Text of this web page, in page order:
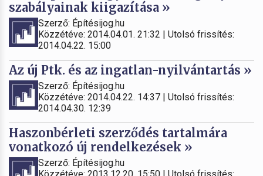
szabályainak kiigazítása »
Szerző: Építésijog.hu
Közzétéve: 2014.04.01. 21:32 | Utolsó frissítés:
2014.04.22. 15:00
Az új Ptk. és az ingatlan-nyilvántartás »
Szerző: Építésijog.hu
Közzétéve: 2014.04.22. 14:37 | Utolsó frissítés:
2014.04.30. 12:39
Haszonbérleti szerződés tartalmára
vonatkozó új rendelkezések »
Szerző: Építésijog.hu
Közzétéve: 2013.12.20. 15:50 | Utolsó frissítés: